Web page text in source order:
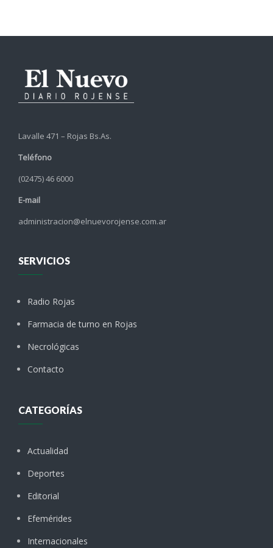
Lavalle 471 – Rojas Bs.As.
Teléfono
(02475) 46 6000
E-mail
administracion@elnuevorojense.com.ar
SERVICIOS
Radio Rojas
Farmacia de turno en Rojas
Necrológicas
Contacto
CATEGORÍAS
Actualidad
Deportes
Editorial
Efemérides
Internacionales